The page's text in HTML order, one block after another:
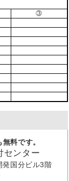
③
料です。
センター
国分ビル3階